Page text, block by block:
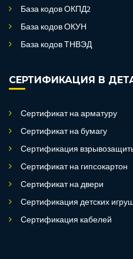
База кодов ОКПД2
База кодов ОКУН
База кодов ТНВЭД
СЕРТИФИКАЦИЯ В
Сертификат на арматуру
Сертификат на бумагу
Сертификация
Сертификат на гипсокартон
Сертификат на двери
Сертификация детских
Сертификация кабелей